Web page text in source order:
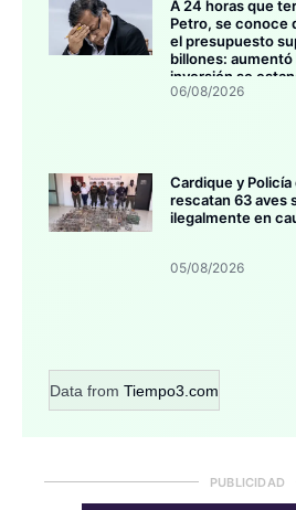
A 24 horas que
Petro, se conoce
el presupuesto
billones: aumentó
inversión se
06/08/2026
Cardique y
rescatan 63 aves
ilegalmente en
05/08/2026
Data from Tiempo3.com
PUBLICIDAD